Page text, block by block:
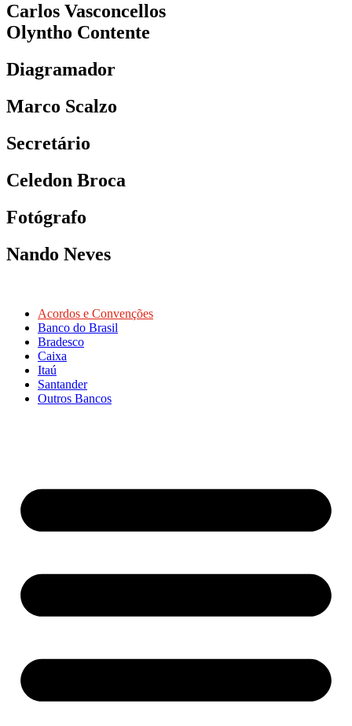
Carlos Vasconcellos
Olyntho Contente
Diagramador
Marco Scalzo
Secretário
Celedon Broca
Fotógrafo
Nando Neves
Acordos e Convenções
Banco do Brasil
Bradesco
Caixa
Itaú
Santander
Outros Bancos